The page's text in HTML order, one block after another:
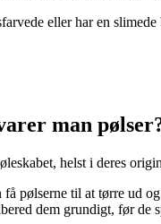
eller har en
man
helst i deres
pølserne til at tørre ud
dem grundigt, før de